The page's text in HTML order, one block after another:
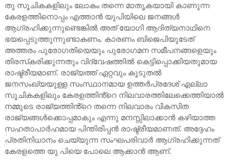
തു സൂചികകളിലും ലോകം തന്നെ മാതൃകയായി കാണുന്ന
കേരളത്തിനൊപ്പം എത്താന്‍ യുപിയിലെ ജനങ്ങള്‍
ആഗ്രഹിക്കുന്നുണ്ടെങ്കില്‍ അത് യോഗി ആദിത്യനാഥിനെ
ഭയപ്പെടുത്തുന്നുണ്ടാകണം. കാരണം ബിജെപിയുടേത്
അത്തരം പുരോഗതിയെയും പുരോഗമന സമീപനങ്ങളെയും
തിരസ്‌കരിക്കുന്നതും വിദ്വേഷത്തില്‍ കെട്ടിപ്പൊക്കിയതുമായ
രാഷ്ട്രീയമാണ്. രാജ്യത്ത് ഏറ്റവും കൂടുതല്‍
ജനസംഖ്യയുള്ള സംസ്ഥാനമായ ഉത്തര്‍പ്രദേശ് എല്ലാ
സൂചികകളിലും കേരളത്തിൻ്റെ നിലവാരത്തിലേക്കെത്തിയാല്‍
നമ്മുടെ രാജ്യത്തിൻ്റെ തന്നെ നിലവാരം വികസിത
രാജ്യങ്ങള്‍ക്കൊപ്പമാകും എന്നു മനസ്സിലാക്കാന്‍ കഴിയാത്ത
സഹതാപാര്‍ഹമായ പിന്തിരിപ്പന്‍ രാഷ്ട്രീയമാണത്. അദ്ദേഹം
പ്രതിനിധാനം ചെയ്യുന്ന സംഘപരിവാര്‍ ആഗ്രഹിക്കുന്നത്
കേരളത്തെ യു പിയെ പോലെ ആക്കാന്‍ ആണ്.